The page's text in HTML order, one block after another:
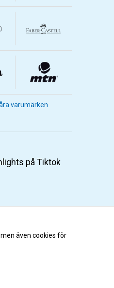
varumärken
på Tiktok
även cookies för